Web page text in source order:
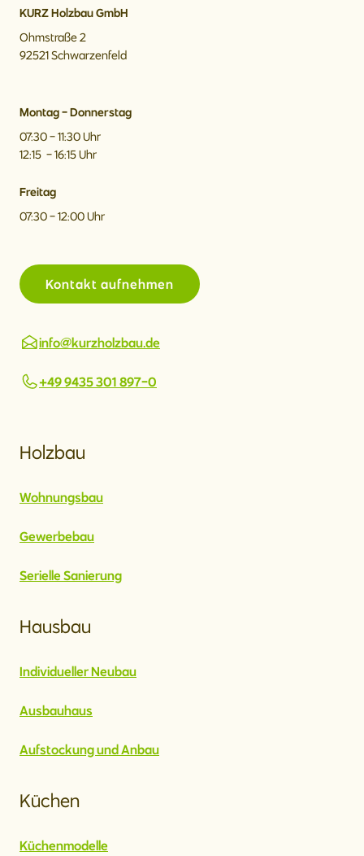
KURZ Holzbau GmbH
Ohmstraße 2
92521 Schwarzenfeld
Montag - Donnerstag
07:30 - 11:30 Uhr
12:15 - 16:15 Uhr
Freitag
07:30 - 12:00 Uhr
Kontakt aufnehmen
info@kurzholzbau.de
+49 9435 301 897-0
Holzbau
Wohnungsbau
Gewerbebau
Serielle Sanierung
Hausbau
Individueller Neubau
Ausbauhaus
Aufstockung und Anbau
Küchen
Küchenmodelle